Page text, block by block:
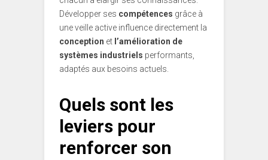
Développer ses compétences grâce à
une veille active influence directement la
conception et l’amélioration de
systèmes industriels performants,
adaptés aux besoins actuels.
Quels sont les
leviers pour
renforcer son